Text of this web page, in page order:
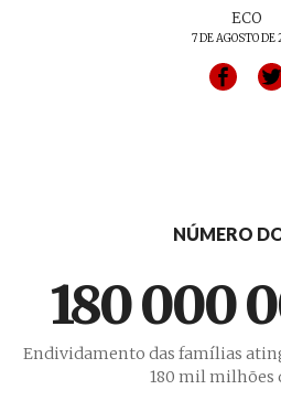
ECO
7 DE AGOSTO DE
NÚMERO
180 000
Endividamento das famílias
180 mil milhões